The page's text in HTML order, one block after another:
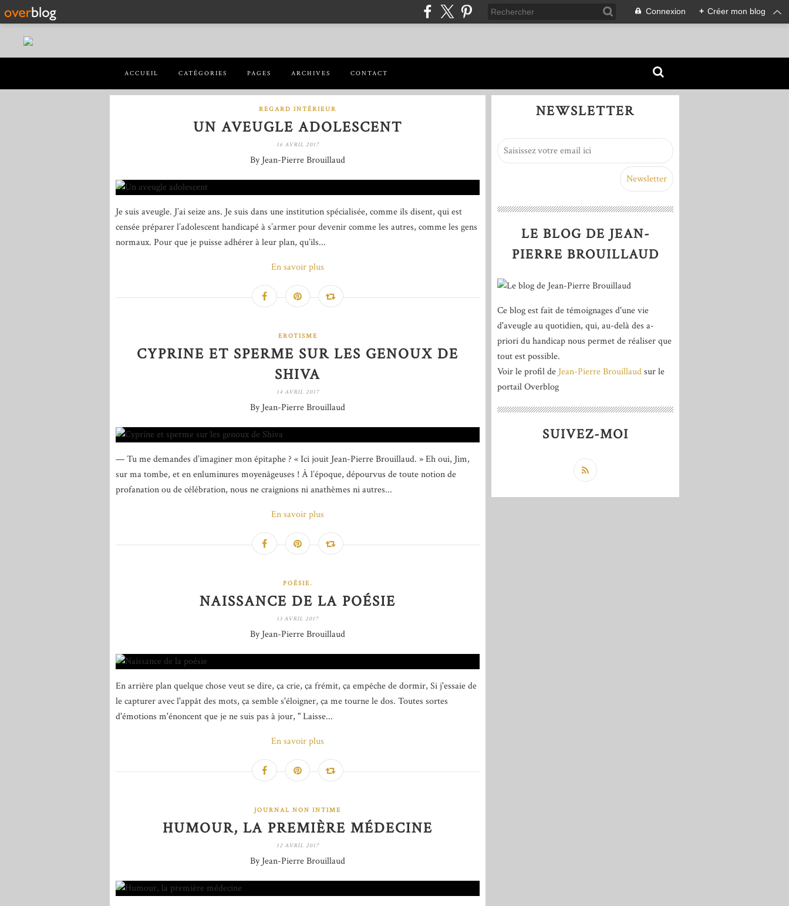
Connexion + Créer mon blog
ACCUEIL CATÉGORIES PAGES ARCHIVES CONTACT
REGARD INTÉRIEUR
UN AVEUGLE ADOLESCENT
16 AVRIL 2017
By Jean-Pierre Brouillaud
Je suis aveugle. J’ai seize ans. Je suis dans une institution spécialisée, comme ils disent, qui est
censée préparer l’adolescent handicapé à s’armer pour devenir comme les autres, comme les gens
normaux. Pour que je puisse adhérer à leur plan, qu’ils...
En savoir plus
EROTISME
CYPRINE ET SPERME SUR LES GENOUX DE
SHIVA
14 AVRIL 2017
By Jean-Pierre Brouillaud
— Tu me demandes d’imaginer mon épitaphe ? « Ici jouit Jean-Pierre Brouillaud. » Eh oui, Jim,
sur ma tombe, et en enluminures moyenâgeuses ! À l’époque, dépourvus de toute notion de
profanation ou de célébration, nous ne craignions ni anathèmes ni autres...
En savoir plus
POÉSIE.
NAISSANCE DE LA POÉSIE
13 AVRIL 2017
By Jean-Pierre Brouillaud
En arrière plan quelque chose veut se dire, ça crie, ça frémit, ça empêche de dormir, Si j'essaie de
le capturer avec l'appât des mots, ça semble s'éloigner, ça me tourne le dos. Toutes sortes
d'émotions m'énoncent que je ne suis pas à jour, " Laisse...
En savoir plus
JOURNAL NON INTIME
HUMOUR, LA PREMIÈRE MÉDECINE
12 AVRIL 2017
By Jean-Pierre Brouillaud
NEWSLETTER
LE BLOG DE JEAN-
PIERRE BROUILLAUD
Ce blog est fait de témoignages d'une vie
d'aveugle au quotidien, qui, au-delà des a-
priori du handicap nous permet de réaliser que
tout est possible.
Voir le profil de Jean-Pierre Brouillaudsur le
portail Overblog
SUIVEZ-MOI